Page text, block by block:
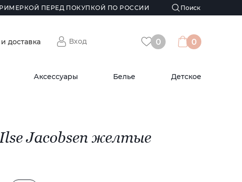
ПЕРЕД ПОКУПКОЙ ПО РОССИИ
доставка Вход 0 0
Аксессуары Белье Детское
Jacobsen желтые